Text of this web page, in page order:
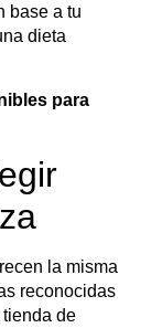
base a tu
dieta
para
la misma
reconocidas
de